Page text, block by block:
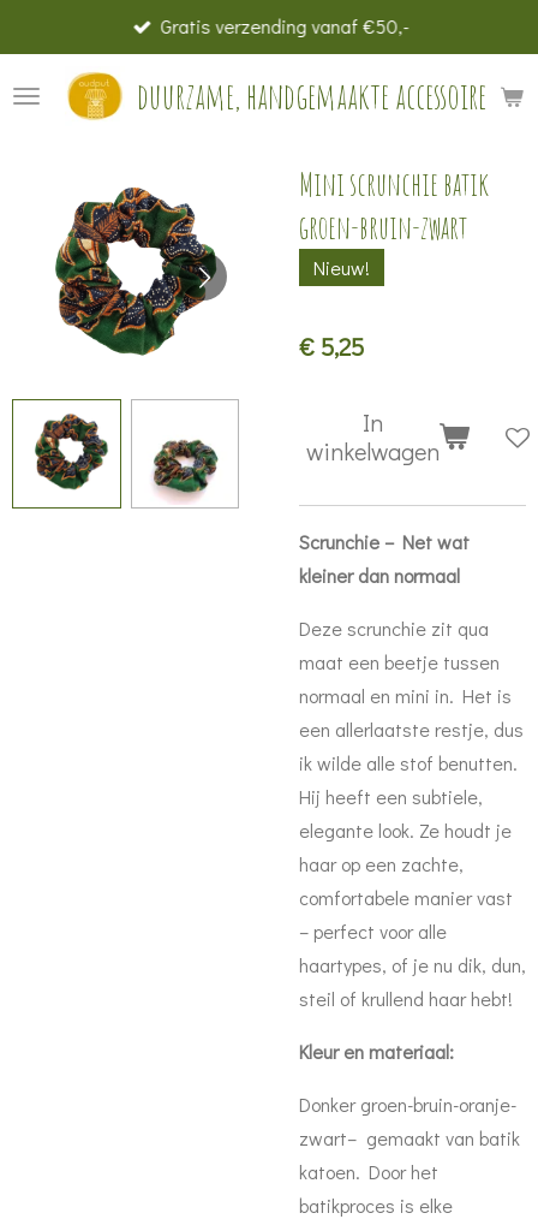
direct
naar
duurzame, handgemaakte accessoires
Gratis verzending vanaf €50,-
Mini scrunchie batik
groen-bruin-zwart
Nieuw!
€ 5,25
In
winkelwagen
Scrunchie – Net wat
kleiner dan normaal
Deze scrunchie zit qua
maat een beetje tussen
normaal en mini in. Het is
een allerlaatste restje, dus
ik wilde alle stof benutten.
Hij heeft een subtiele,
elegante look. Ze houdt je
haar op een zachte,
comfortabele manier vast
– perfect voor alle
haartypes, of je nu dik, dun,
steil of krullend haar hebt!
Kleur en materiaal:
Donker groen-bruin-oranje-
zwart– gemaakt van batik
katoen. Door het
batikproces is elke